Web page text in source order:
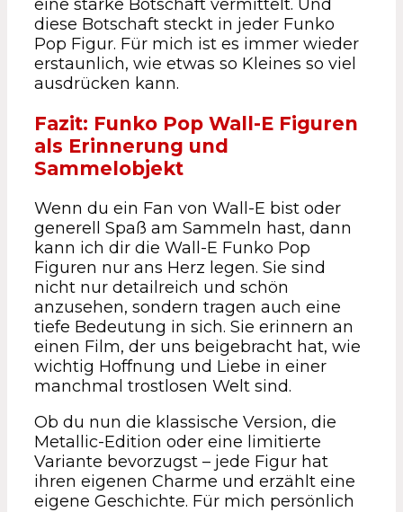
eine starke Botschaft vermittelt. Und
diese Botschaft steckt in jeder Funko
Pop Figur. Für mich ist es immer wieder
erstaunlich, wie etwas so Kleines so viel
ausdrücken kann.
Fazit: Funko Pop Wall-E Figuren
als Erinnerung und
Sammelobjekt
Wenn du ein Fan von Wall-E bist oder
generell Spaß am Sammeln hast, dann
kann ich dir die Wall-E Funko Pop
Figuren nur ans Herz legen. Sie sind
nicht nur detailreich und schön
anzusehen, sondern tragen auch eine
tiefe Bedeutung in sich. Sie erinnern an
einen Film, der uns beigebracht hat, wie
wichtig Hoffnung und Liebe in einer
manchmal trostlosen Welt sind.
Ob du nun die klassische Version, die
Metallic-Edition oder eine limitierte
Variante bevorzugst – jede Figur hat
ihren eigenen Charme und erzählt eine
eigene Geschichte. Für mich persönlich